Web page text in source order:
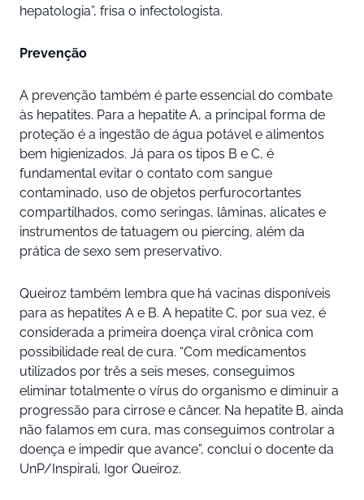
hepatologia”, frisa o infectologista.
Prevenção
A prevenção também é parte essencial do combate
às hepatites. Para a hepatite A, a principal forma de
proteção é a ingestão de água potável e alimentos
bem higienizados. Já para os tipos B e C, é
fundamental evitar o contato com sangue
contaminado, uso de objetos perfurocortantes
compartilhados, como seringas, lâminas, alicates e
instrumentos de tatuagem ou piercing, além da
prática de sexo sem preservativo.
Queiroz também lembra que há vacinas disponíveis
para as hepatites A e B. A hepatite C, por sua vez, é
considerada a primeira doença viral crônica com
possibilidade real de cura. “Com medicamentos
utilizados por três a seis meses, conseguimos
eliminar totalmente o vírus do organismo e diminuir a
progressão para cirrose e câncer. Na hepatite B, ainda
não falamos em cura, mas conseguimos controlar a
doença e impedir que avance”, conclui o docente da
UnP/Inspirali, Igor Queiroz.